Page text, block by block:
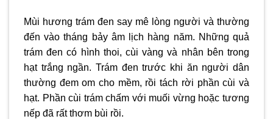
Mùi hương trám đen say mê lòng người và thường
đến vào tháng bảy âm lịch hàng năm. Những quả
trám đen có hình thoi, cùi vàng và nhân bên trong
hạt trắng ngần. Trám đen trước khi ăn người dân
thường đem om cho mềm, rồi tách rời phần cùi và
hạt. Phần cùi trám chấm với muối vừng hoặc tương
nếp đã rất thơm bùi rồi.